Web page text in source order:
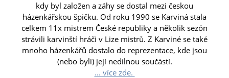
kdy byl založen a záhy se dostal mezi českou
házenkářskou špičku. Od roku 1990 se Karviná stala
celkem 11x mistrem České republiky a několik sezón
strávili karvinští hráči v Lize mistrů. Z Karviné se také
mnoho házenkářů dostalo do reprezentace, kde jsou
(nebo byli) její nedílnou součástí.
... více zde.